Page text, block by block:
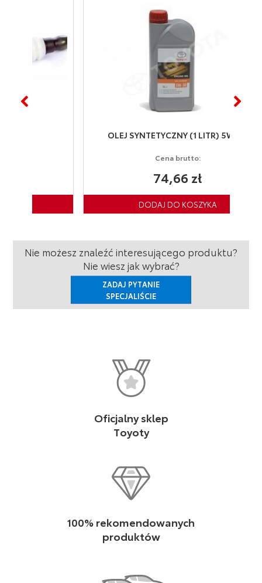
OLEJ SYNTETYCZNY (1 LITR) 5W-30
Cena brutto:
74,66 zł
Nie możesz znaleźć interesującego produktu?
Nie wiesz jak wybrać?
ZADAJ PYTANIE
SPECJALIŚCIE
Oficjalny sklep
Toyoty
100% rekomendowanych
produktów